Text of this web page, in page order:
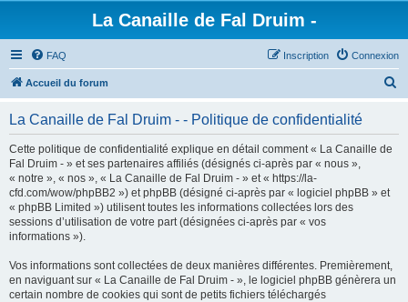
La Canaille de Fal Druim -
FAQ Connexion
Inscription
Accueil du forum
La Canaille de Fal Druim - - Politique de confidentialité
Cette politique de confidentialité explique en détail comment « La Canaille de
Fal Druim - » et ses partenaires affiliés (désignés ci-après par « nous »,
« notre », « nos », « La Canaille de Fal Druim - » et « https://la-
cfd.com/wow/phpBB2 ») et phpBB (désigné ci-après par « logiciel phpBB » et
« phpBB Limited ») utilisent toutes les informations collectées lors des
sessions d’utilisation de votre part (désignées ci-après par « vos
informations »).
Vos informations sont collectées de deux manières différentes. Premièrement,
en naviguant sur « La Canaille de Fal Druim - », le logiciel phpBB génèrera un
certain nombre de cookies qui sont de petits fichiers téléchargés